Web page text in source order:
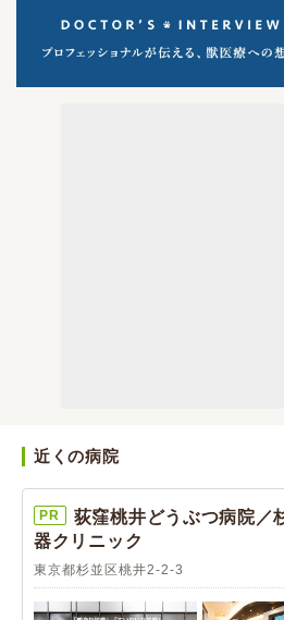
近くの病院
PR
荻窪桃井どうぶつ病院／
器クリニック
東京都杉並区桃井2-2-3